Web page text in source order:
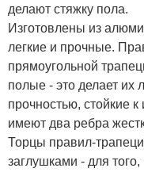
делают стяжку пола.
Изготовлены из
легкие и прочные.
прямоугольной
полые - это делает
прочностью, стойкие
имеют два ребра
Торцы правил-
заглушками - для